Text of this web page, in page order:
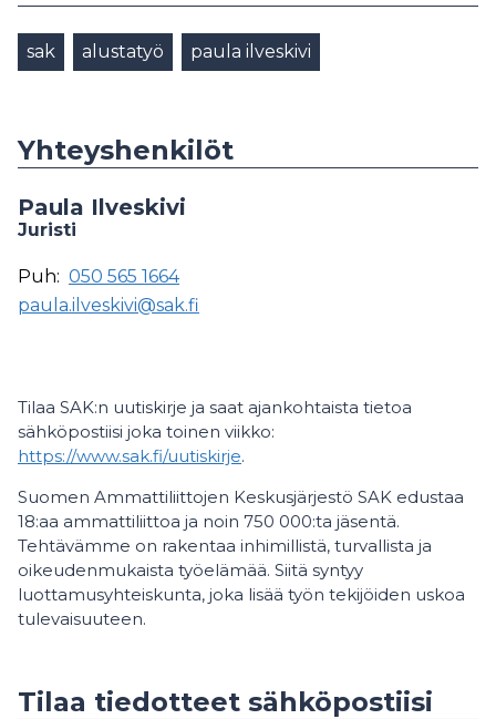
sak alustatyö paula ilveskivi
Yhteyshenkilöt
Paula Ilveskivi
Juristi
Puh: 050 565 1664
paula.ilveskivi@sak.fi
Tilaa SAK:n uutiskirje ja saat ajankohtaista tietoa
sähköpostiisi joka toinen viikko:
https://www.sak.fi/uutiskirje.
Suomen Ammattiliittojen Keskusjärjestö SAK edustaa
18:aa ammattiliittoa ja noin 750 000:ta jäsentä.
Tehtävämme on rakentaa inhimillistä, turvallista ja
oikeudenmukaista työelämää. Siitä syntyy
luottamusyhteiskunta, joka lisää työn tekijöiden uskoa
tulevaisuuteen.
Tilaa tiedotteet sähköpostiisi